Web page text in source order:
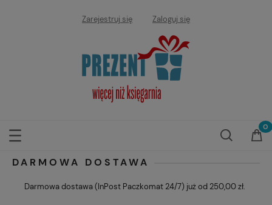
Zarejestruj się Zaloguj się
DARMOWA DOSTAWA
Darmowa dostawa (InPost Paczkomat 24/7) już od 250,00 zł.